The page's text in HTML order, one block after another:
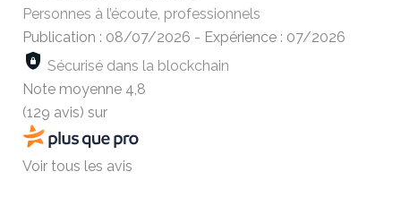
Personnes à l’écoute, professionnels
Publication : 08/07/2026 - Expérience : 07/2026
Sécurisé dans la blockchain
Note moyenne 4,8
(129 avis) sur
Voir tous les avis